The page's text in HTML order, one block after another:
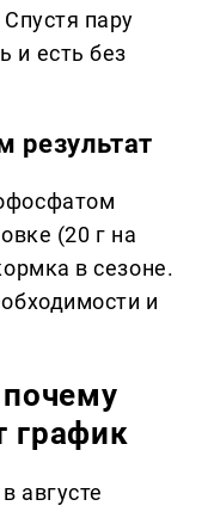
пару
и есть без
результат
(20 г на
в сезоне.
и
график
августе